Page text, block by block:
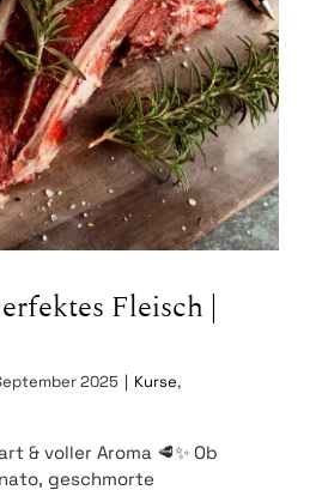
Fleisch | 169
€* p.P.
Fleisch |
2025 | Kurse,
& voller Aroma 🥩✨ Ob
geschmorte